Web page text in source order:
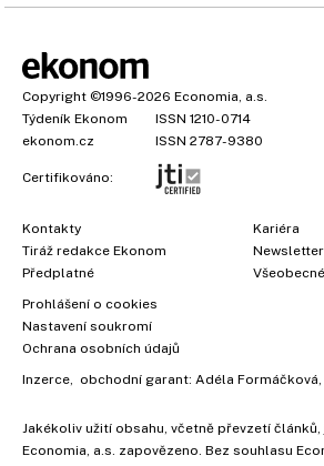
Copyright ©1996-2026 Economia, a.s.
Týdeník Ekonom
ISSN 1210-0714
ekonom.cz
ISSN 2787-9380
Certifikováno:
Kontakty
Tiráž redakce Ekonom
Předplatné
Kariéra
Newsletter
Prohlášení o cookies
Nastavení soukromí
Ochrana osobních údajů
Inzerce , obchodní garant: Adéla Formáčková
Jakékoliv užití obsahu, včetně převzetí
Economia, a.s. zapovězeno. Bez souhlasu